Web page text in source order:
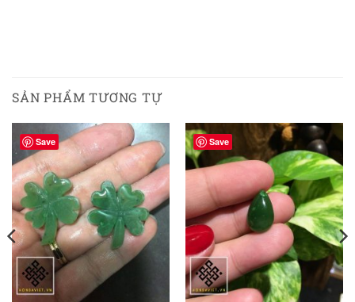
SẢN PHẨM TƯƠNG TỰ
Save Save